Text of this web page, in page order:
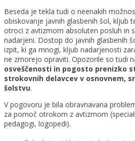
Beseda je tekla tudi o neenakih
obiskovanje javnih glasbenih šol, kljub
otroci z avtizmom absoluten posluh in
nadarjeni. Dostop do javnih glasbenih
izpit, ki ga mnogi, kljub nadarjenosti
ne zmorejo opraviti. Opozorile so tudi
osveščenosti in pogosto prenizko
strokovnih delavcev v osnovnem,
šolstvu.
V pogovoru je bila obravnavana
za pomoč otrokom z avtizmom
pedagogi, logopedi).